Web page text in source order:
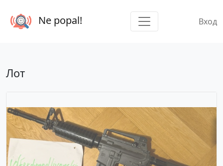
Ne popal! Вход
Лот